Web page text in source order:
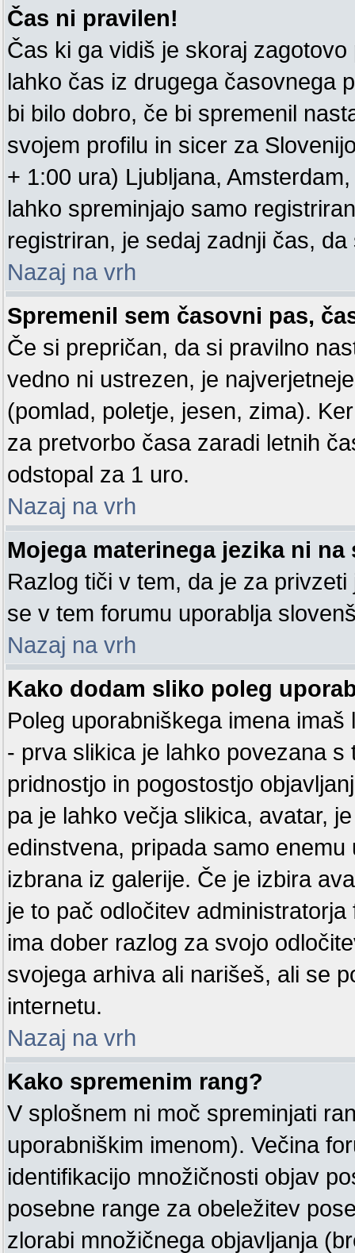
Čas ni pravilen!
Čas ki ga vidiš je skoraj
lahko čas iz drugega časovnega
bi bilo dobro, če bi spremenil
svojem profilu in sicer za
+ 1:00 ura) Ljubljana,
lahko spreminjajo samo
registriran, je sedaj zadnji čas,
Nazaj na vrh
Spremenil sem časovni pas,
Če si prepričan, da si pravilno
vedno ni ustrezen, je
(pomlad, poletje, jesen, zima).
za pretvorbo časa zaradi letnih
odstopal za 1 uro.
Nazaj na vrh
Mojega materinega jezika ni
Razlog tiči v tem, da je za
se v tem forumu uporablja
Nazaj na vrh
Kako dodam sliko poleg
Poleg uporabniškega imena
- prva slikica je lahko povezana s
pridnostjo in pogostostjo
pa je lahko večja slikica, avatar,
edinstvena, pripada samo
izbrana iz galerije. Če je izbira
je to pač odločitev
ima dober razlog za svojo
svojega arhiva ali narišeš, ali se
internetu.
Nazaj na vrh
Kako spremenim rang?
V splošnem ni moč spreminjati
uporabniškim imenom). Večina
identifikacijo množičnosti objav
posebne range za obeležitev
zlorabi množičnega objavljanja